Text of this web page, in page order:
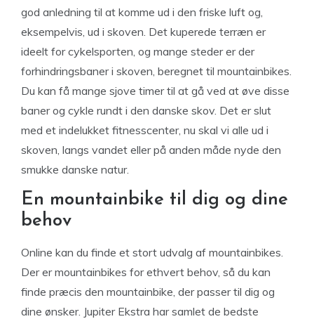
god anledning til at komme ud i den friske luft og,
eksempelvis, ud i skoven. Det kuperede terræn er
ideelt for cykelsporten, og mange steder er der
forhindringsbaner i skoven, beregnet til mountainbikes.
Du kan få mange sjove timer til at gå ved at øve disse
baner og cykle rundt i den danske skov. Det er slut
med et indelukket fitnesscenter, nu skal vi alle ud i
skoven, langs vandet eller på anden måde nyde den
smukke danske natur.
En mountainbike til dig og dine
behov
Online kan du finde et stort udvalg af mountainbikes.
Der er mountainbikes for ethvert behov, så du kan
finde præcis den mountainbike, der passer til dig og
dine ønsker. Jupiter Ekstra har samlet de bedste